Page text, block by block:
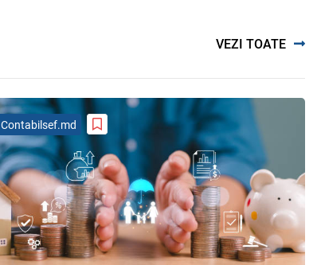
MIA Plăți Instant: Soluția inovativă
serviciilor publice
05.08.2026 BNM
Efectele trecerii la euro ca monedă
de referință
06.08.2026 BNM
VEZI TOATE
Contabilsef.md